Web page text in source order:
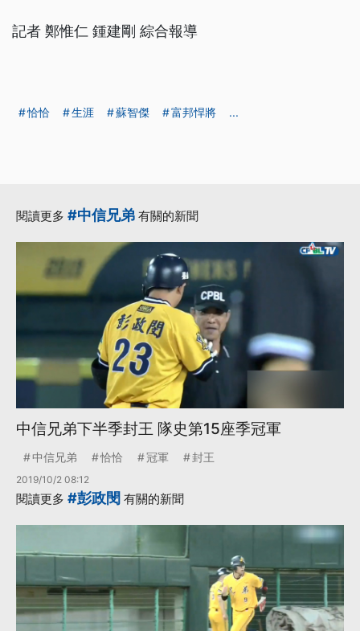
記者 鄭惟仁 鍾建剛 綜合報導
恰恰 生涯 蘇智傑 富邦悍將 ...
閱讀更多 #中信兄弟 有關的新聞
中信兄弟下半季封王 隊史第15座季冠軍
中信兄弟 恰恰 冠軍 封王
2019/10/2 08:12
閱讀更多 #彭政閔 有關的新聞